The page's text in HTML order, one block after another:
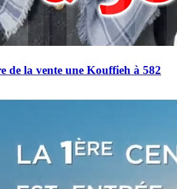
de la vente une Kouffieh à 582